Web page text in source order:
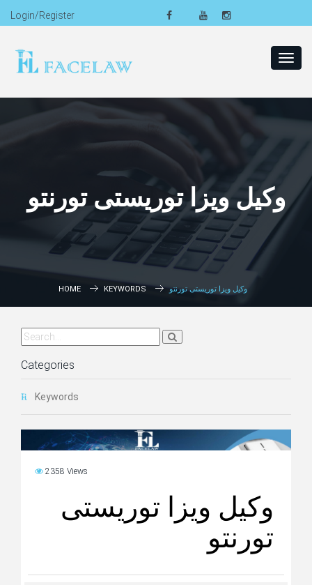
Login/Register
وکیل ویزا توریستی تورنتو
HOME KEYWORDS وکیل ویزا توریستی تورنتو
Categories
Keywords
2358 Views
وکیل ویزا توریستی
تورنتو